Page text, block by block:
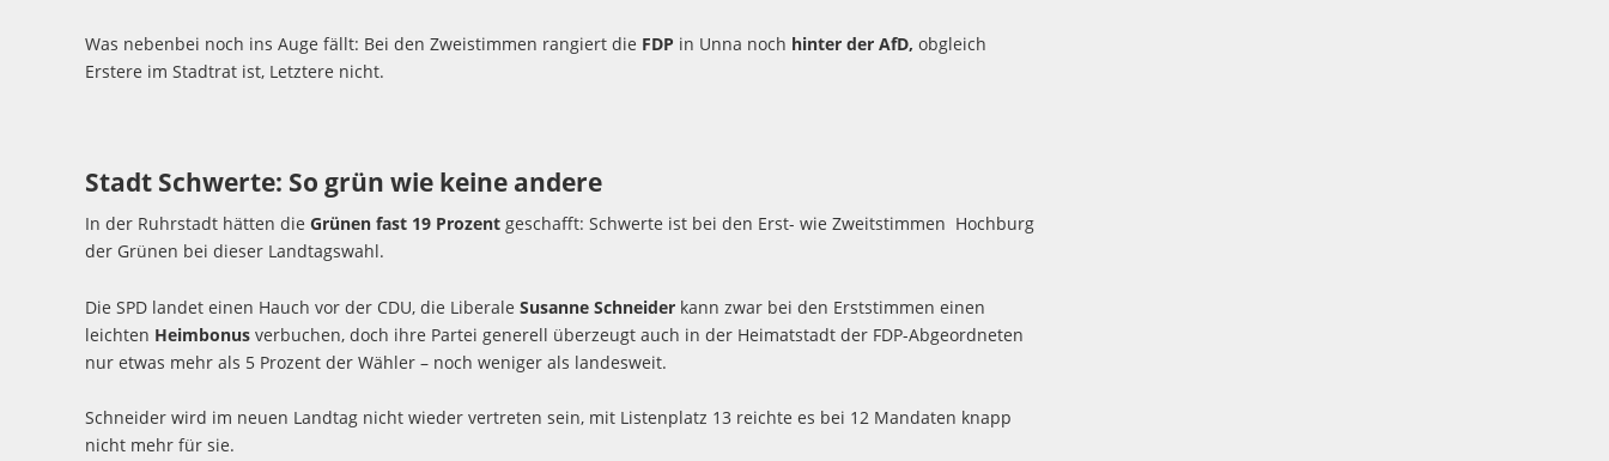
Was nebenbei noch ins Auge fällt: Bei den Zweistimmen rangiert die FDP in Unna noch hinter der AfD, obgleich
Erstere im Stadtrat ist, Letztere nicht.
Stadt Schwerte: So grün wie keine andere
In der Ruhrstadt hätten dieGrünen fast 19 Prozent geschafft: Schwerte ist bei den Erst- wie Zweitstimmen Hochburg
der Grünen bei dieser Landtagswahl.
Die SPD landet einen Hauch vor der CDU, die LiberaleSusanne Schneider kann zwar bei den Erststimmen einen
leichten Heimbonus verbuchen, doch ihre Partei generell überzeugt auch in der Heimatstadt der FDP-Abgeordneten
nur etwas mehr als 5 Prozent der Wähler – noch weniger als landesweit.
Schneider wird im neuen Landtag nicht wieder vertreten sein, mit Listenplatz 13 reichte es bei 12 Mandaten knapp
nicht mehr für sie.